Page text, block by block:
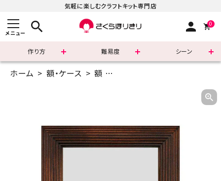
気軽に楽しむクラフトキット専門店
メニュー search person 0
作り方 難易度 シーン
まずはこちら
よくあるご質問
すべての商品
新着商品
ホーム 額・ケース 額